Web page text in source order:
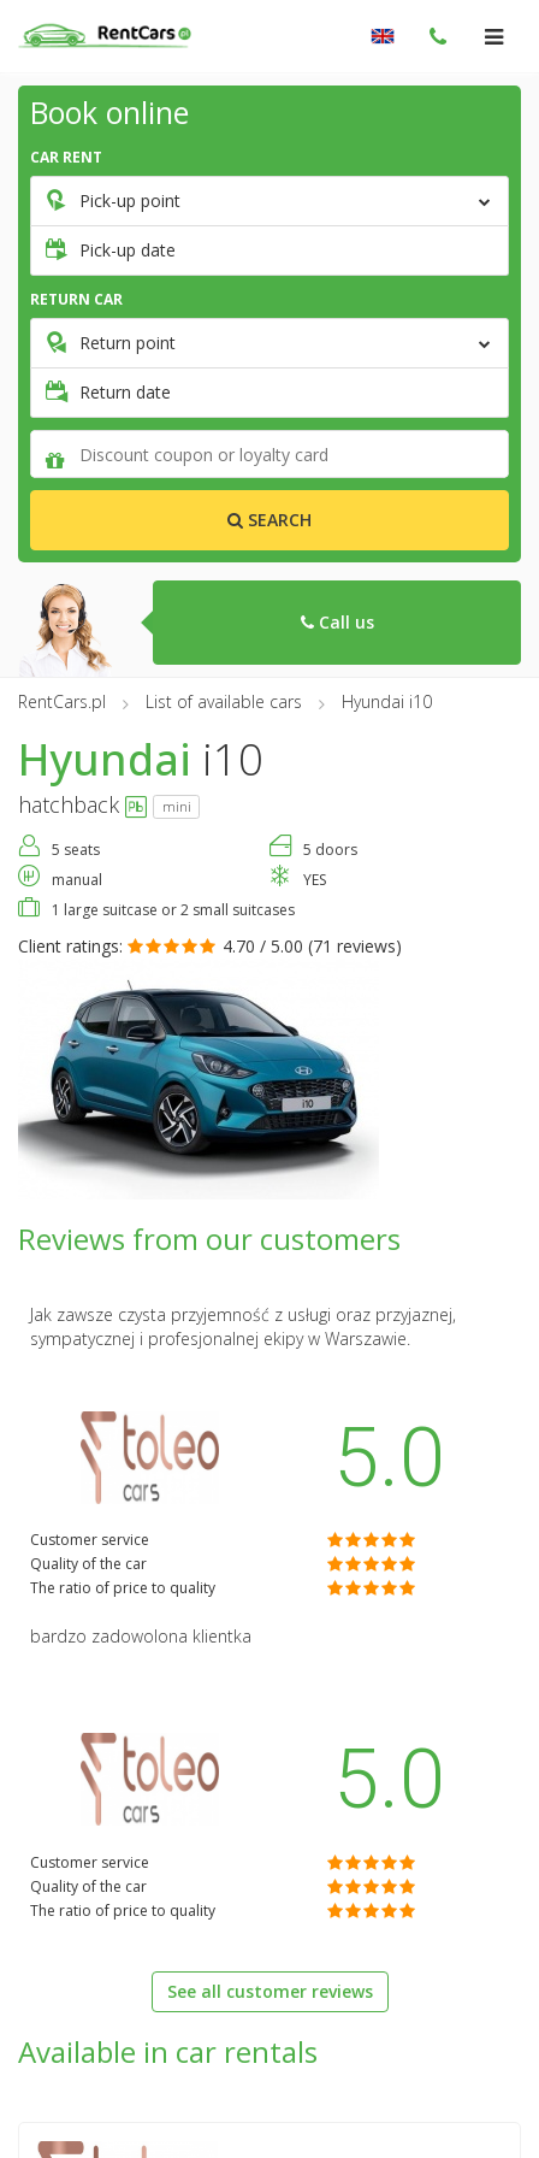
Book online
CAR RENT
Pick-up point
Pick-up date
RETURN CAR
Return point
Return date
SEARCH
Call us
RentCars.pl List of available cars Hyundai i10
Hyundai i10
hatchback mini
5 seats
5 doors
manual
YES
1 large suitcase or 2 small suitcases
Client ratings: 4.70 / 5.00 (71 reviews)
Reviews from our customers
Jak zawsze czysta przyjemność z usługi oraz przyjaznej,
sympatycznej i profesjonalnej ekipy w Warszawie.
5.0
Customer service
Quality of the car
The ratio of price to quality
bardzo zadowolona klientka
5.0
Customer service
Quality of the car
The ratio of price to quality
See all customer reviews
Available in car rentals